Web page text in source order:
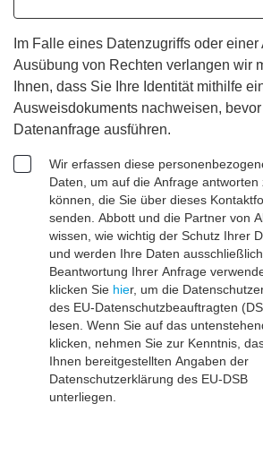
Im Falle eines Datenzugriffs oder einer
Ausübung von Rechten verlangen wir
Ihnen, dass Sie Ihre Identität mithilfe
Ausweisdokuments nachweisen,
Datenanfrage ausführen.
Wir erfassen diese
Daten, um auf die Anfrage antworten
können, die Sie über dieses
senden. Abbott und die Partner von
wissen, wie wichtig der Schutz Ihrer
und werden Ihre Daten
Beantwortung Ihrer Anfrage
klicken Sie hier, um die
des EU-Datenschutzbeauftragten
lesen. Wenn Sie auf das
klicken, nehmen Sie zur Kenntnis,
Ihnen bereitgestellten Angaben der
Datenschutzerklärung des EU-DSB
unterliegen.